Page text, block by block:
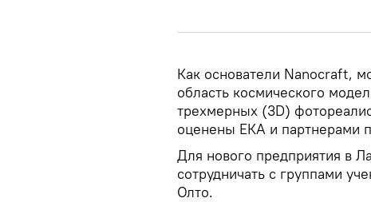
Как основатели Nanocraft,
область космического
трехмерных (3D)
оценены ЕКА и партнерами
Для нового предприятия в
сотрудничать с группами
Олто.